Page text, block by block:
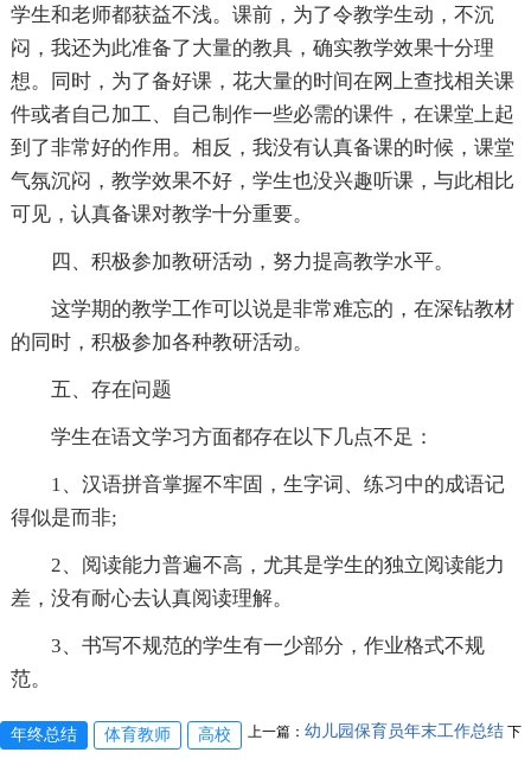
学生和老师都获益不浅。课前，为了令教学生动，不沉
闷，我还为此准备了大量的教具，确实教学效果十分理
想。同时，为了备好课，花大量的时间在网上查找相关课
件或者自己加工、自己制作一些必需的课件，在课堂上起
到了非常好的作用。相反，我没有认真备课的时候，课堂
气氛沉闷，教学效果不好，学生也没兴趣听课，与此相比
可见，认真备课对教学十分重要。
四、积极参加教研活动，努力提高教学水平。
这学期的教学工作可以说是非常难忘的，在深钻教材
的同时，积极参加各种教研活动。
五、存在问题
学生在语文学习方面都存在以下几点不足：
1、汉语拼音掌握不牢固，生字词、练习中的成语记
得似是而非;
2、阅读能力普遍不高，尤其是学生的独立阅读能力
差，没有耐心去认真阅读理解。
3、书写不规范的学生有一少部分，作业格式不规
范。
年终总结 体育教师 高校 上一篇： 幼儿园保育员年末工作总结 下